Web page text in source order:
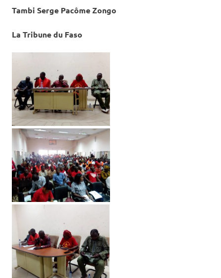
Tambi Serge Pacôme Zongo
La Tribune du Faso